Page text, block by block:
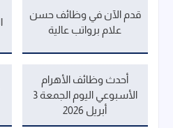
قدم الآن في وظائف حسن
علام برواتب عالية
أحدث وظائف الأهرام
الأسبوعي اليوم الجمعة 3
أبريل 2026